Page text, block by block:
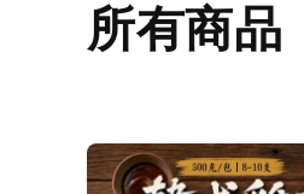
所有商品